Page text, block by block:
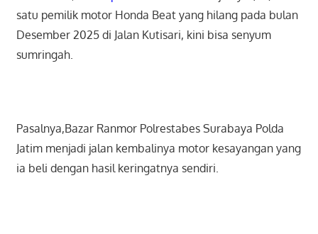
satu pemilik motor Honda Beat yang hilang pada bulan
Desember 2025 di Jalan Kutisari, kini bisa senyum
sumringah.
Pasalnya,Bazar Ranmor Polrestabes Surabaya Polda
Jatim menjadi jalan kembalinya motor kesayangan yang
ia beli dengan hasil keringatnya sendiri.